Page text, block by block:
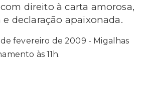
direito à carta amorosa,
declaração apaixonada.
fevereiro de 2009 - Migalhas
às 11h.